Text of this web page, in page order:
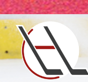
Springe
zum
Inhalt